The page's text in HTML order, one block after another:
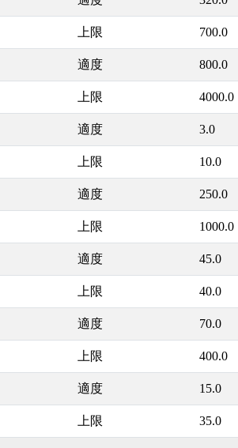
上限 700.0
適度 800.0
上限 4000.0
適度 3.0
上限 10.0
適度 250.0
上限 1000.0
適度 45.0
上限 40.0
適度 70.0
上限 400.0
適度 15.0
上限 35.0